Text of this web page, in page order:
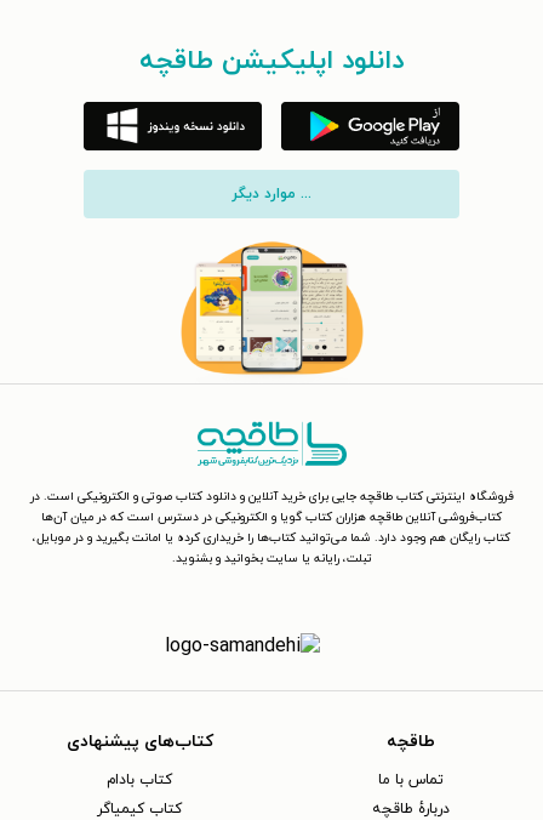
دانلود اپلیکیشن طاقچه
... موارد دیگر
فروشگاه اینترنتی کتاب طاقچه جایی برای خرید آنلاین و دانلود کتاب صوتی و الکترونیکی است. در
کتاب‌فروشی آنلاین طاقچه هزاران کتاب گویا و الکترونیکی در دسترس است که در میان آن‌ها
کتاب رایگان هم وجود دارد. شما می‌توانید کتاب‌ها را خریداری کرده یا امانت بگیرید و در موبایل،
تبلت، رایانه یا سایت بخوانید و بشنوید.
طاقچه
تماس با ما
دربارهٔ طاقچه
کتاب‌های پیشنهادی
کتاب بادام
کتاب کیمیاگر